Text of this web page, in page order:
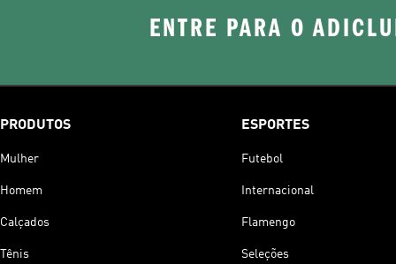
ENTRE PARA O
PRODUTOS
Mulher
Homem
Calçados
Tênis
ESPORTES
Futebol
Internacional
Flamengo
Seleções